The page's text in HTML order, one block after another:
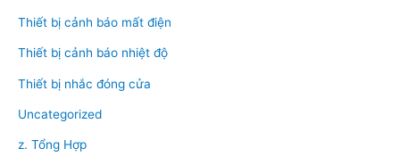
Thiết bị cảnh báo mất điện
Thiết bị cảnh báo nhiệt độ
Thiết bị nhắc đóng cửa
Uncategorized
z. Tổng Hợp